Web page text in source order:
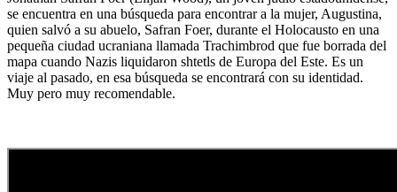
se encuentra en una búsqueda para encontrar a la mujer, Augustina,
quien salvó a su abuelo, Safran Foer, durante el Holocausto en una
pequeña ciudad ucraniana llamada Trachimbrod que fue borrada del
mapa cuando Nazis liquidaron shtetls de Europa del Este. Es un
viaje al pasado, en esa búsqueda se encontrará con su identidad.
Muy pero muy recomendable.